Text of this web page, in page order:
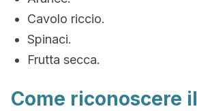
Cavolo riccio.
Spinaci.
Frutta secca.
Come riconoscere